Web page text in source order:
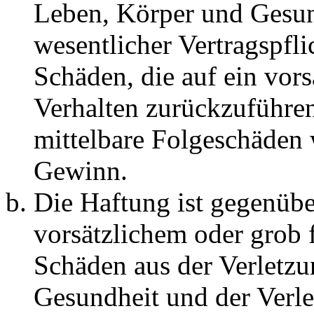
Leben, Körper und
wesentlicher
Schäden, die auf ein
Verhalten
mittelbare Folgeschäden
Gewinn.
Die Haftung ist
vorsätzlichem oder grob
Schäden aus der
Gesundheit und der